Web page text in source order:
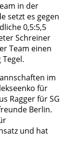
in der
setzt es gegen
0,5:5,5
Schreiner
Team einen
im
für
Ragger für SG
Berlin.
und hat